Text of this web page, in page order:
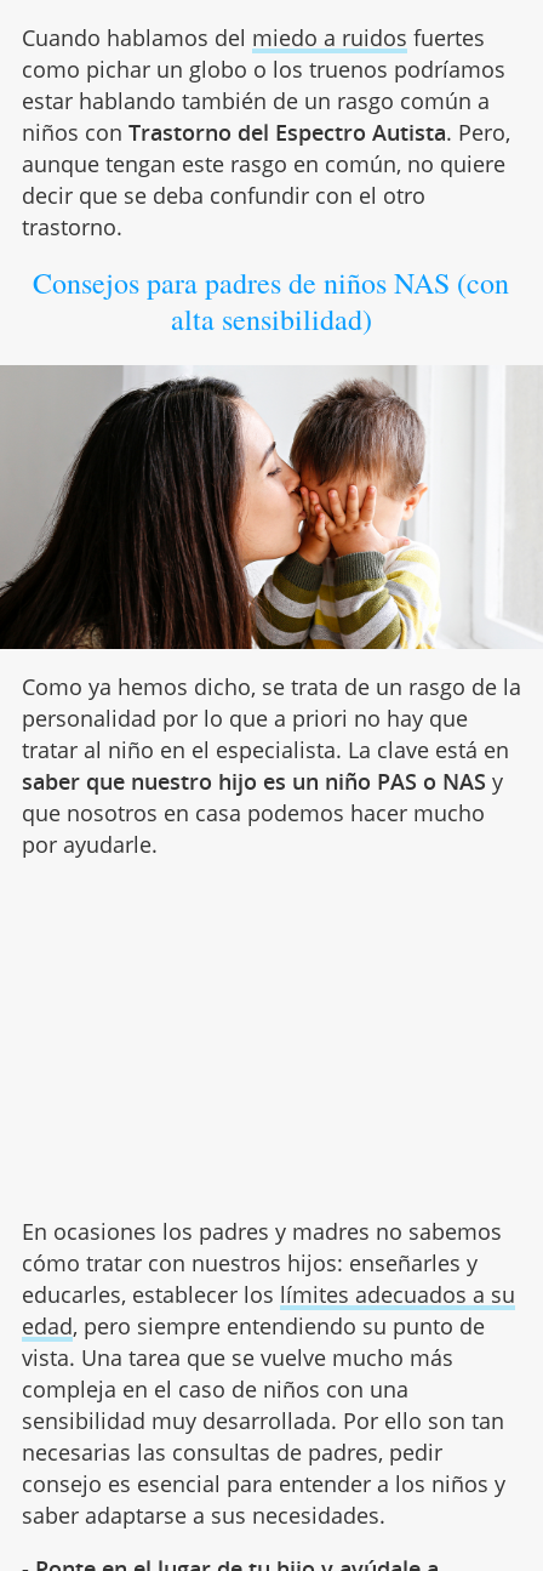
Cuando hablamos del miedo a ruidos fuertes
como pichar un globo o los truenos podríamos
estar hablando también de un rasgo común a
niños con Trastorno del Espectro Autista. Pero,
aunque tengan este rasgo en común, no quiere
decir que se deba confundir con el otro
trastorno.
Consejos para padres de niños NAS (con
alta sensibilidad)
Como ya hemos dicho, se trata de un rasgo de la
personalidad por lo que a priori no hay que
tratar al niño en el especialista. La clave está en
saber que nuestro hijo es un niño PAS o NAS y
que nosotros en casa podemos hacer mucho
por ayudarle.
En ocasiones los padres y madres no sabemos
cómo tratar con nuestros hijos: enseñarles y
educarles, establecer los límites adecuados a su
edad, pero siempre entendiendo su punto de
vista. Una tarea que se vuelve mucho más
compleja en el caso de niños con una
sensibilidad muy desarrollada. Por ello son tan
necesarias las consultas de padres, pedir
consejo es esencial para entender a los niños y
saber adaptarse a sus necesidades.